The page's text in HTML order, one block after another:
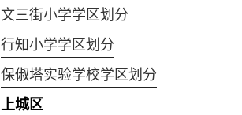
文三街小学学区划分
行知小学学区划分
保俶塔实验学校学区划分
上城区